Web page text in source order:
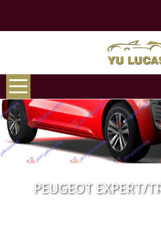
PEUGEOT EXPERT/